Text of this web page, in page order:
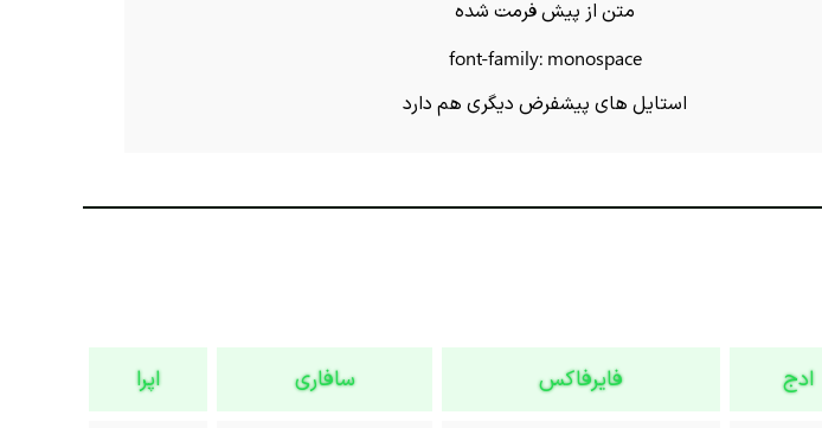
متن از پیش فرمت شده
font-family: monospace
استایل های پیشفرض دیگری هم دارد
ادج فایرفاکس سافاری اپرا